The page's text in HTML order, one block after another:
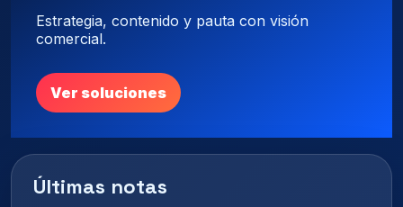
Estrategia, contenido y pauta con visión
comercial.
Ver soluciones
Últimas notas